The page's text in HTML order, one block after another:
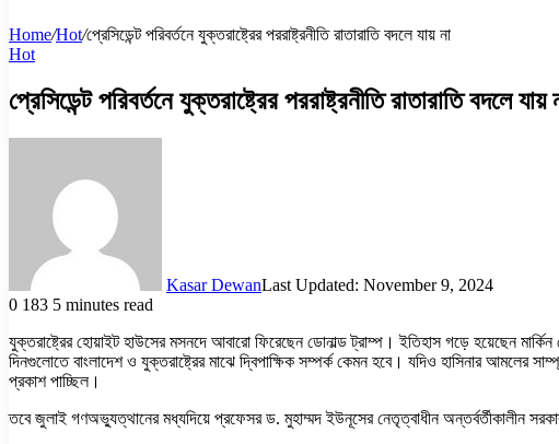
Home/Hot/প্রেসিডেন্ট পরিবর্তনে যুক্তরাষ্ট্রের পররাষ্ট্রনীতি রাতারাতি বদলে যায় না
Hot
প্রেসিডেন্ট পরিবর্তনে যুক্তরাষ্ট্রের পররাষ্ট্রনীতি রাতারাতি বদলে যায়
Kasar DewanLast Updated: November 9, 2024
0 183 5 minutes read
যুক্তরাষ্ট্রের হোয়াইট হাউসের মসনদে আবারো ফিরেছেন ডোনাল্ড ট্রাম্প। ইতিহাস গড়ে হয়েছেন
দিনগুলোতে বাংলাদেশ ও যুক্তরাষ্ট্রের মাঝে দ্বিপাক্ষিক সম্পর্ক কেমন হবে। যদিও হাসিনার আমলের
প্রকাশ পাচ্ছিল।
তবে জুলাই গণঅভ্যুত্থানের মধ্যদিয়ে প্রফেসর ড. মুহাম্মদ ইউনূসের নেতৃত্বাধীন অন্তর্বর্তীকালীন